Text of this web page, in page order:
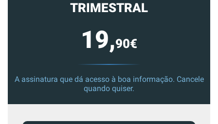
TRIMESTRAL
19,90€
A assinatura que dá acesso à boa informação. Cancele
quando quiser.